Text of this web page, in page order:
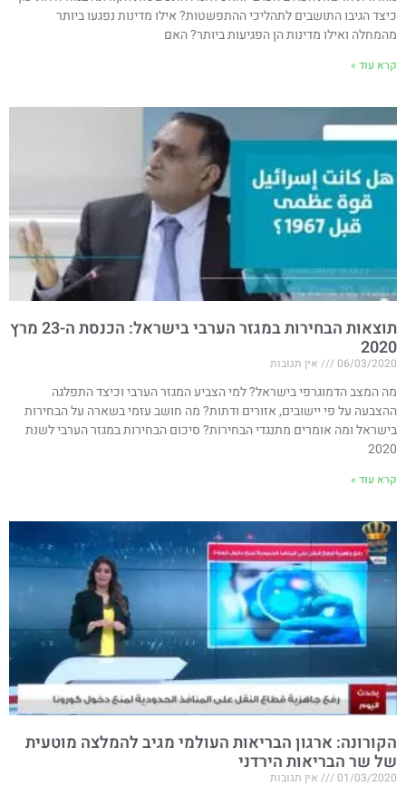
כיצד הגיבו התושבים לתהליכי ההתפשטות? אילו מדינות נפגעו ביותר
מהמחלה ואילו מדינות הן הפגיעות ביותר? האם
קרא עוד »
תוצאות הבחירות במגזר הערבי בישראל: הכנסת ה-23 מרץ
2020
06/03/2020 אין תגובות
מה המצב הדמוגרפי בישראל? למי הצביע המגזר הערבי וכיצד התפלגה
ההצבעה על פי יישובים, אזורים ודתות? מה חושב עזמי בשארה על הבחירות
בישראל ומה אומרים מתנגדי הבחירות? סיכום הבחירות במגזר הערבי לשנת
2020
קרא עוד »
הקורונה: ארגון הבריאות העולמי מגיב להמלצה מוטעית
של שר הבריאות הירדני
01/03/2020 אין תגובות